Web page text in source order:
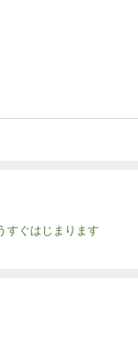
すぐはじまります